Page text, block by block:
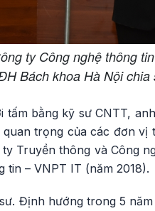
ty Công nghệ thông
Bách khoa Hà Nội
bằng kỹ sư CNTT,
trọng của các đơn
Truyền thông và Công
tin – VNPT IT (năm 2018).
Định hướng trong 5